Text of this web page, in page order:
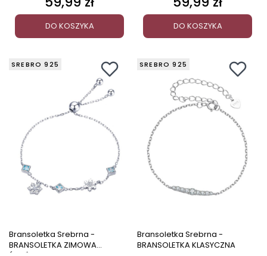
DO KOSZYKA DO KOSZYKA
SREBRO 925
Bransoletka Srebrna -
BRANSOLETKA ZIMOWA
SREBRO 925
Bransoletka Srebrna -
BRANSOLETKA KLASYCZNA